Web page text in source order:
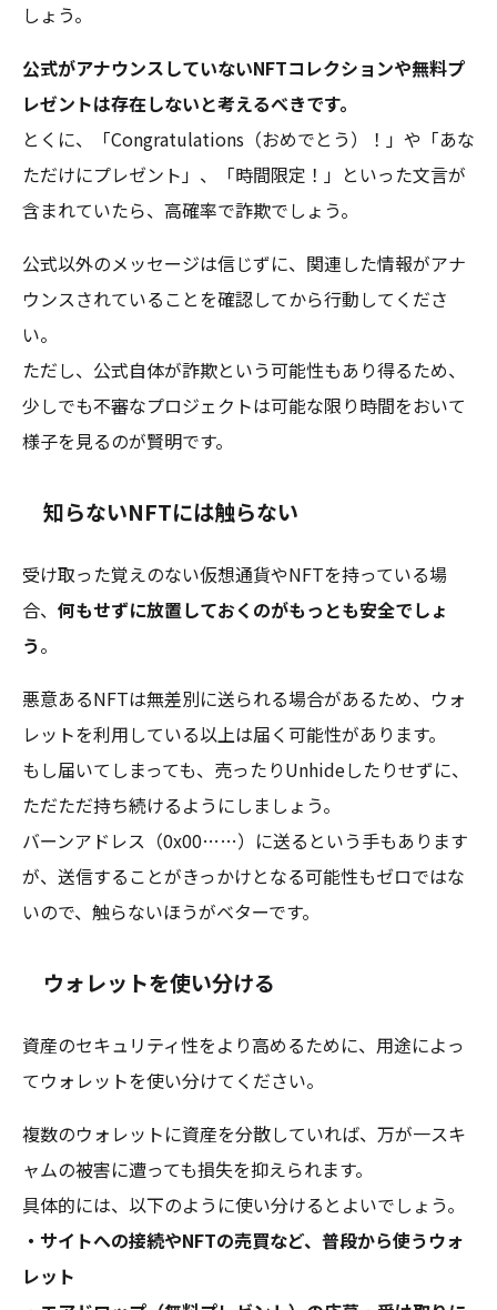
しょう。
公式がアナウンスしていないNFTコレクションや無料プ
レゼントは存在しないと考えるべきです。
とくに、「Congratulations（おめでとう）！」や「あな
ただけにプレゼント」、「時間限定！」といった文言が
含まれていたら、高確率で詐欺でしょう。
公式以外のメッセージは信じずに、関連した情報がアナ
ウンスされていることを確認してから行動してくださ
い。
ただし、公式自体が詐欺という可能性もあり得るため、
少しでも不審なプロジェクトは可能な限り時間をおいて
様子を見るのが賢明です。
知らないNFTには触らない
受け取った覚えのない仮想通貨やNFTを持っている場
合、 何もせずに放置しておくのがもっとも安全でしょ
う。
悪意あるNFTは無差別に送られる場合があるため、ウォ
レットを利用している以上は届く可能性があります。
もし届いてしまっても、売ったりUnhideしたりせずに、
ただただ持ち続けるようにしましょう。
バーンアドレス（0x00……）に送るという手もあります
が、送信することがきっかけとなる可能性もゼロではな
いので、触らないほうがベターです。
ウォレットを使い分ける
資産のセキュリティ性をより高めるために、用途によっ
てウォレットを使い分けてください。
複数のウォレットに資産を分散していれば、万が一スキ
ャムの被害に遭っても損失を抑えられます。
具体的には、以下のように使い分けるとよいでしょう。
・サイトへの接続やNFTの売買など、普段から使うウォ
レット